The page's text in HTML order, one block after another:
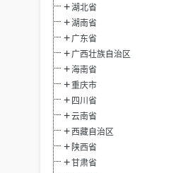
湖北省
湖南省
广东省
广西壮族自治区
海南省
重庆市
四川省
云南省
西藏自治区
陕西省
甘肃省